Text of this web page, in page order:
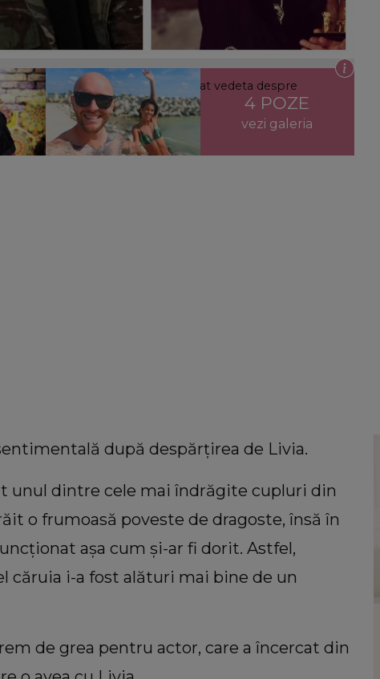
cu noua lui iubită! Ce a declarat vedeta despre
4 POZE
vezi galeria
după despărțirea de Livia.
unul dintre cele mai îndrăgite cupluri din
o frumoasă poveste de dragoste, însă în
așa cum și-ar fi dorit. Astfel,
căruia i-a fost alături mai bine de un
de grea pentru actor, care a încercat din
cu
Cum a surprins-o Andrei Ciobanu pe
Flavia Mihășan, de ziua de naștere: